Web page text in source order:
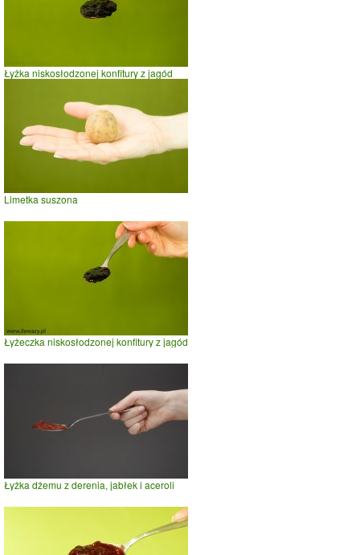
Łyżka niskosłodzonej konfitury z jagód
Limetka suszona
Łyżeczka niskosłodzonej konfitury z jagód
Łyżka dżemu z derenia, jabłek i aceroli